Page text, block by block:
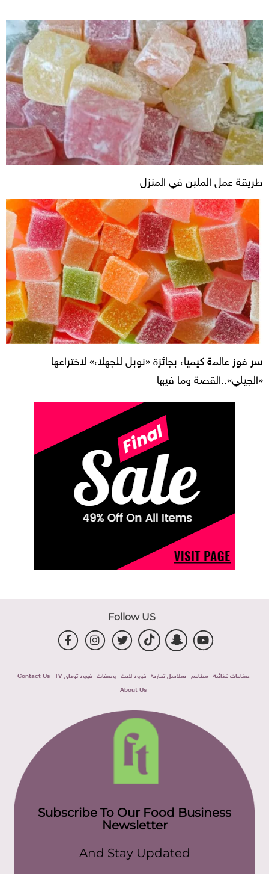
طريقة عمل الملبن في المنزل
سر فوز عالمة كيمياء بجائزة «نوبل للجهلاء» لاختراعها
«الجيلي»..القصة وما فيها
Follow US
صناعات غذائية مطاعم سلاسل تجارية فوود لايت وصفات فوود توداى TV
Contact Us
About Us
Subscribe To Our Food Business
Newsletter
And Stay Updated